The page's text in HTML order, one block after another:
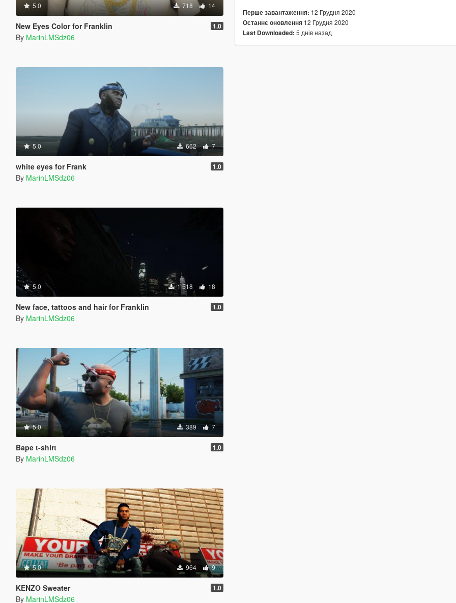
5.0 718 14
New Eyes Color for Franklin 1.0
By MarinLMSdz06
5.0 662 7
white eyes for Frank 1.0
By MarinLMSdz06
5.0 1 518 18
New face, tattoos and hair for Franklin 1.0
By MarinLMSdz06
5.0 389 7
Bape t-shirt 1.0
By MarinLMSdz06
5.0 964 9
KENZO Sweater 1.0
By MarinLMSdz06
Перше завантаження: 12 Грудня 2020
Останнє оновлення12 Грудня 2020
Last Downloaded: 5 днів назад